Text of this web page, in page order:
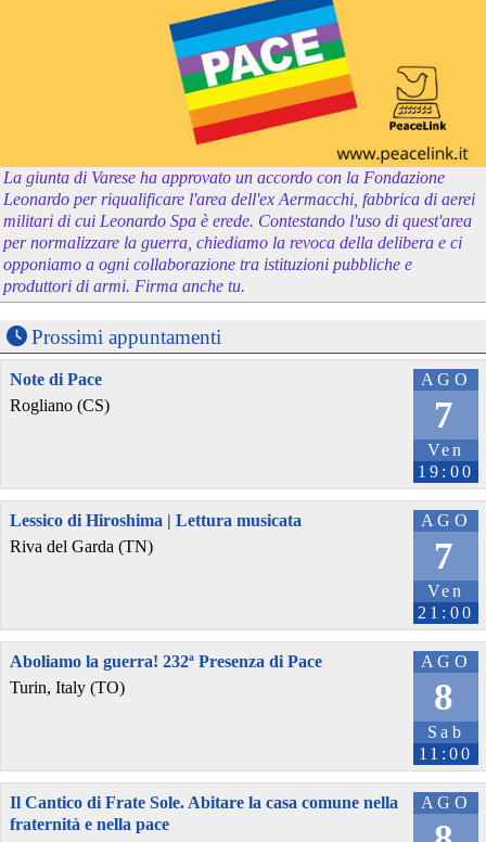
La giunta di Varese ha approvato un accordo con la Fondazione
Leonardo per riqualificare l'area dell'ex Aermacchi, fabbrica di aerei
militari di cui Leonardo Spa è erede. Contestando l'uso di quest'area
per normalizzare la guerra, chiediamo la revoca della delibera e ci
opponiamo a ogni collaborazione tra istituzioni pubbliche e
produttori di armi. Firma anche tu.
Prossimi appuntamenti
AGO
7
Ven
19:00
Note di Pace
Rogliano (CS)
AGO
7
Ven
21:00
Lessico di Hiroshima | Lettura musicata
Riva del Garda (TN)
AGO
8
Sab
11:00
Aboliamo la guerra! 232ª Presenza di Pace
Turin, Italy (TO)
AGO
Il Cantico di Frate Sole. Abitare la casa comune nella
fraternità e nella pace